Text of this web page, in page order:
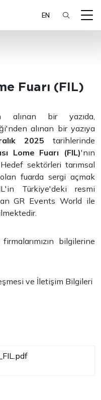
EN
Fuarı (FIL)
alınan bir yazıda,
alınan bir yazıya
2025tarihlerinde
Lome Fuarı (FIL)'nın
sektörleri tarımsal
fuarda sergi açmak
Türkiye'deki resmi
GR Events World ile
bilgilerine
ve İletişim Bilgileri